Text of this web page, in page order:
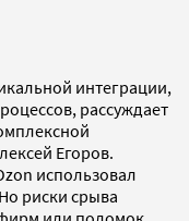
интеграции,
рассуждает
Егоров.
использовал
риски срыва